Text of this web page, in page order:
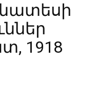
1918